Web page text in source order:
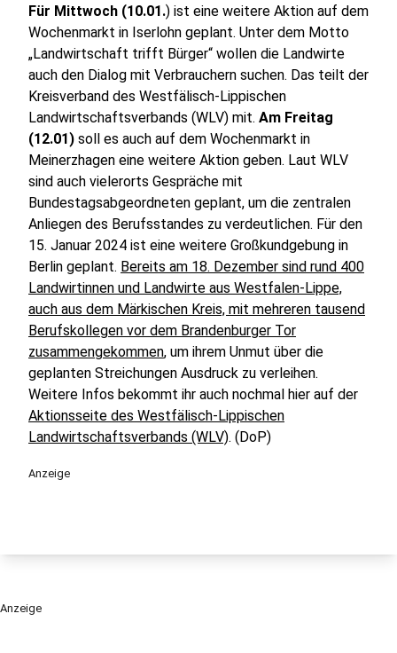
Für Mittwoch (10.01.) ist eine weitere Aktion auf dem
Wochenmarkt in Iserlohn geplant. Unter dem Motto
„Landwirtschaft trifft Bürger“ wollen die Landwirte
auch den Dialog mit Verbrauchern suchen. Das teilt der
Kreisverband des Westfälisch-Lippischen
Landwirtschaftsverbands (WLV) mit. Am Freitag
(12.01) soll es auch auf dem Wochenmarkt in
Meinerzhagen eine weitere Aktion geben. Laut WLV
sind auch vielerorts Gespräche mit
Bundestagsabgeordneten geplant, um die zentralen
Anliegen des Berufsstandes zu verdeutlichen. Für den
15. Januar 2024 ist eine weitere Großkundgebung in
Berlin geplant. Bereits am 18. Dezember sind rund 400
Landwirtinnen und Landwirte aus Westfalen-Lippe,
auch aus dem Märkischen Kreis, mit mehreren tausend
Berufskollegen vor dem Brandenburger Tor
zusammengekommen, um ihrem Unmut über die
geplanten Streichungen Ausdruck zu verleihen.
Weitere Infos bekommt ihr auch nochmal hier auf der
Aktionsseite des Westfälisch-Lippischen
Landwirtschaftsverbands (WLV). (DoP)
Anzeige
Anzeige